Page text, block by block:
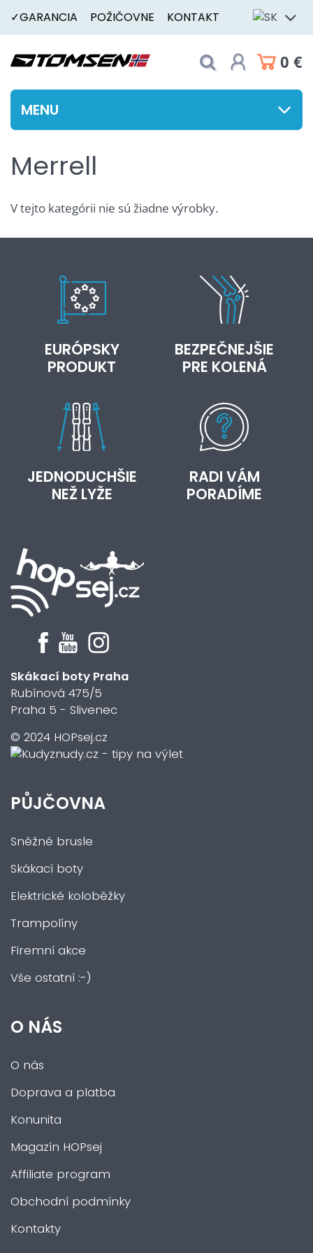
✓GARANCIA POŽIČOVNE KONTAKT
0 €
MENU
Merrell
V tejto kategórii nie sú žiadne výrobky.
EURÓPSKY
PRODUKT
BEZPEČNEJŠIE
PRE KOLENÁ
JEDNODUCHŠIE
NEŽ LYŽE
RADI VÁM
PORADÍME
Skákací boty Praha
Rubínová 475/5
Praha 5 - Slivenec
© 2024 HOPsej.cz
PŮJČOVNA
Sněžné brusle
Skákací boty
Elektrické koloběžky
Trampolíny
Firemní akce
Vše ostatní :-)
O NÁS
O nás
Doprava a platba
Konunita
Magazín HOPsej
Affiliate program
Obchodní podmínky
Kontakty